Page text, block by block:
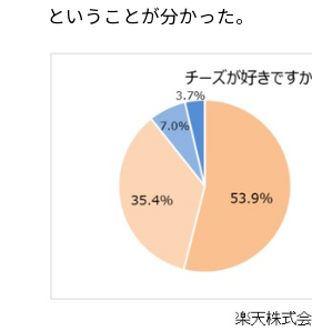
ということが分かった。